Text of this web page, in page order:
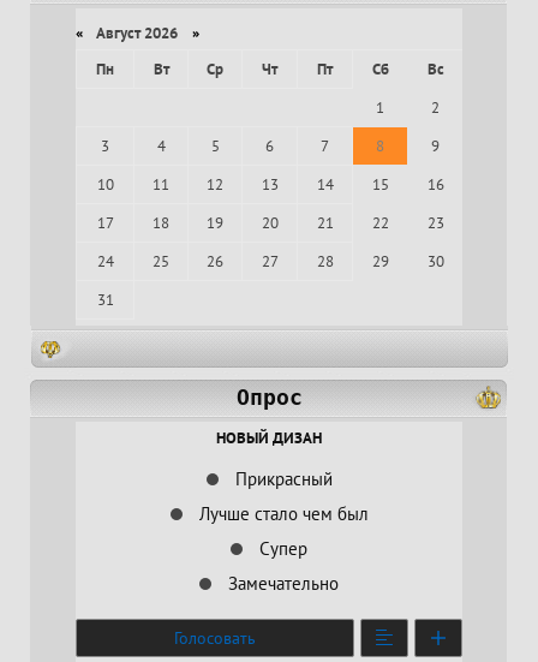
« Август 2026 »
Пн
Вт Ср Чт Пт Сб
Вс
1
2
3
4 5 6 7 8
9
10
11 12 13 14 15
16
17
18 19 20 21 22
23
24
25 26 27 28 29
30
31
Опрос
НОВЫЙ ДИЗАН
Прикрасный
Лучше стало чем был
Супер
Замечательно
Голосовать